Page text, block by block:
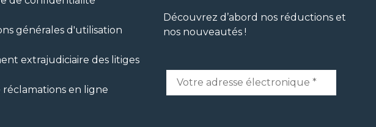
générales d'utilisation
extrajudiciaire des litiges
réclamations en ligne
Découvrez d’abord nos réductions et
nos nouveautés !